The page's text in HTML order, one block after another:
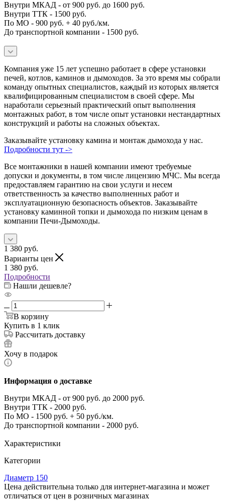
Внутри МКАД - от 900 руб. до 1600 руб.
Внутри ТТК - 1500 руб.
По МО - 900 руб. + 40 руб./км.
До транспортной компании - 1500 руб.
Компания уже 15 лет успешно работает в сфере установки
печей, котлов, каминов и дымоходов. За это время мы собрали
команду опытных специалистов, каждый из которых является
квалифицированным специалистом в своей сфере. Мы
наработали серьезный практический опыт выполнения
монтажных работ, в том числе опыт установки нестандартных
конструкций и работы на сложных объектах.
Заказывайте установку камина и монтаж дымохода у нас.
Подробности тут ->
Все монтажники в нашей компании имеют требуемые
допуски и документы, в том числе лицензию МЧС. Мы всегда
предоставляем гарантию на свои услуги и несем
ответственность за качество выполненных работ и
эксплуатационную безопасность объектов. Заказывайте
установку каминной топки и дымохода по низким ценам в
компании Печи-Дымоходы.
1 380 руб.
Варианты цен
1 380 руб.
Подробности
Нашли дешевле?
В корзину
Купить в 1 клик
Рассчитать доставку
Хочу в подарок
Информация о доставке
Внутри МКАД - от 900 руб. до 2000 руб.
Внутри ТТК - 2000 руб.
По МО - 1500 руб. + 50 руб./км.
До транспортной компании - 2000 руб.
Характеристики
Категории
Диаметр 150
Цена действительна только для интернет-магазина и может
отличаться от цен в розничных магазинах